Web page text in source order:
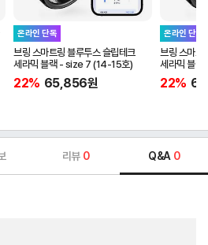
온라인 단독
브링 스마트링 블루투스 슬립테크
세라믹 블랙 - size 7 (14-15호)
22% 65,856원
온라인 단독
브링 스마트
세라믹 블
22%
리뷰 0 Q&A 0